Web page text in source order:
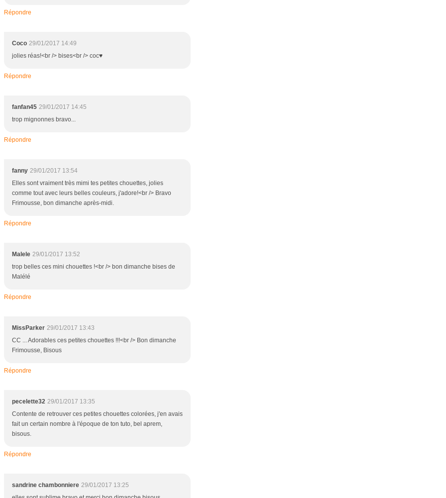
Répondre
Coco 29/01/2017 14:49
jolies réas!<br /> bises<br /> coc♥
Répondre
fanfan45 29/01/2017 14:45
trop mignonnes bravo...
Répondre
fanny 29/01/2017 13:54
Elles sont vraiment très mimi tes petites chouettes, jolies
comme tout avec leurs belles couleurs, j'adore!<br /> Bravo
Frimousse, bon dimanche après-midi.
Répondre
Malele 29/01/2017 13:52
trop belles ces mini chouettes !<br /> bon dimanche bises de
Malélé
Répondre
MissParker 29/01/2017 13:43
CC ... Adorables ces petites chouettes !!!<br /> Bon dimanche
Frimousse, Bisous
Répondre
pecelette32 29/01/2017 13:35
Contente de retrouver ces petites chouettes colorées, j'en avais
fait un certain nombre à l'époque de ton tuto, bel aprem,
bisous.
Répondre
sandrine chambonniere 29/01/2017 13:25